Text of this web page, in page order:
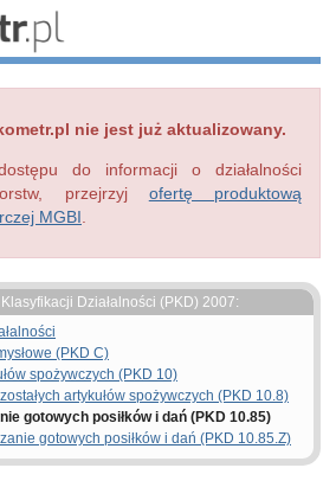
nie jest już aktualizowany.
do informacji o działalności
przejrzyj ofertę produktową
MGBI
Działalności (PKD) 2007:
(PKD C)
spożywczych (PKD 10)
artykułów spożywczych (PKD 10.8)
gotowych posiłków i dań (PKD 10.85)
gotowych posiłków i dań (PKD 10.85.Z)